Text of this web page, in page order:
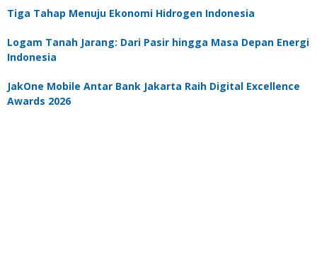
Tiga Tahap Menuju Ekonomi Hidrogen Indonesia
Logam Tanah Jarang: Dari Pasir hingga Masa Depan Energi
Indonesia
JakOne Mobile Antar Bank Jakarta Raih Digital Excellence
Awards 2026